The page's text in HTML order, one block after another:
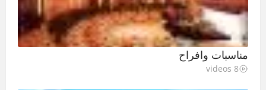
مناسبات وافراح
8 videos